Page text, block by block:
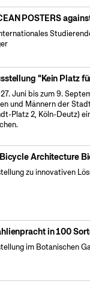
POSTERS
"Kein Platz
27. Juni bis zum 9.
und Männern der
Platz 2, Köln-Deutz)
Architecture
zu innovativen
in 100
im Botanischen